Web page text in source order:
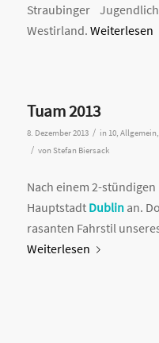
Straubinger
Westirland. Weiterlesen
Tuam 2013
8. Dezember 2013 / in 10, Allgemein,
/ von Stefan Biersack
Nach einem 2-
Hauptstadt Dublinan.
rasanten Fahrstil
Weiterlesen